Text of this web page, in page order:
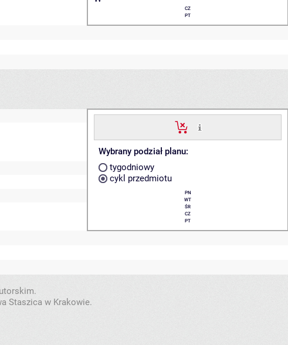
CZ
PT
Wybrany podział planu:
tygodniowy
cykl przedmiotu
PN
WT
ŚR
CZ
PT
Staszica w Krakowie.